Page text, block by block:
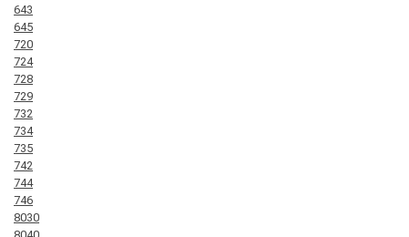
643
645
720
724
728
729
732
734
735
742
744
746
8030